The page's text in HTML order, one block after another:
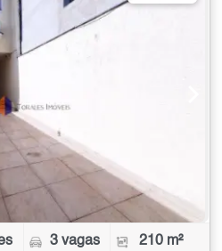
3 vagas 210 m²